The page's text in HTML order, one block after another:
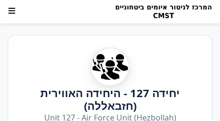
יחידה 127 - היחידה האווירית
(חזבאללה)
Unit 127 - Air Force Unit (Hezbollah)